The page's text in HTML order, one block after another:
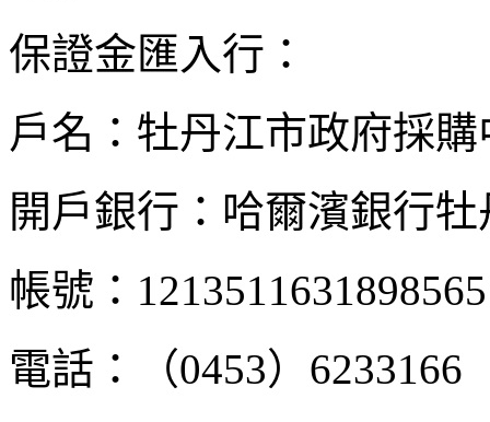
保證金匯入行：
戶名：牡丹江市政府採
開戶銀行：哈爾濱銀行
帳號：1213511631898565
電話：（0453）6233166